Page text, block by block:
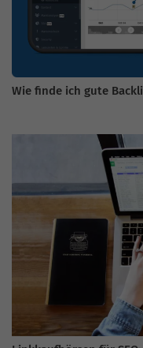
Wie finde ich gute